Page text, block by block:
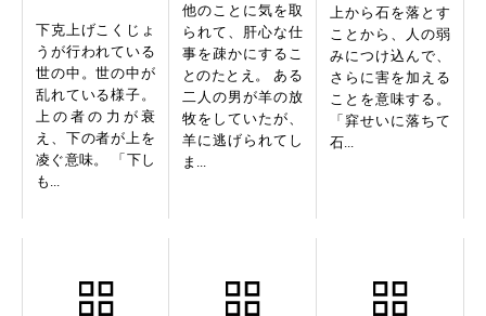
下克上げこくじょ
うが行われている
世の中。世の中が
乱れている様子。
上の者の力が衰
え、下の者が上を
凌ぐ意味。 「下し
も...
他のことに気を取
られて、肝心な仕
事を疎かにするこ
とのたとえ。 ある
二人の男が羊の放
牧をしていたが、
羊に逃げられてし
ま...
上から石を落とす
ことから、人の弱
みにつけ込んで、
さらに害を加える
ことを意味する。
「穽せいに落ちて
石...